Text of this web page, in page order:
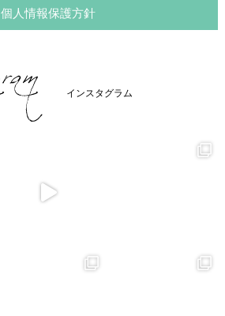
個人情報保護方針
インスタグラム